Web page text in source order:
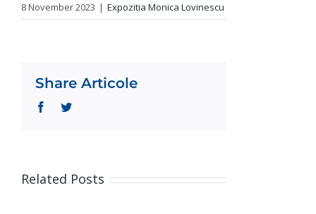
8 November 2023 | Expozitia Monica Lovinescu
Share Articole
FacebookTwitter
Related Posts